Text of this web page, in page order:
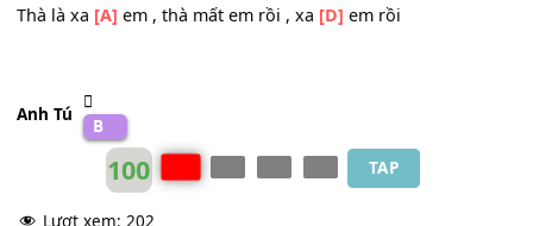
[D] Thà quên nhau khi đã mất [Em]dần tình nồng
Thà là quên
Thà như con sống trôi tới biển mịt mù
Hoặc như[A]cây lá đốt cháy[D] ở rừng già